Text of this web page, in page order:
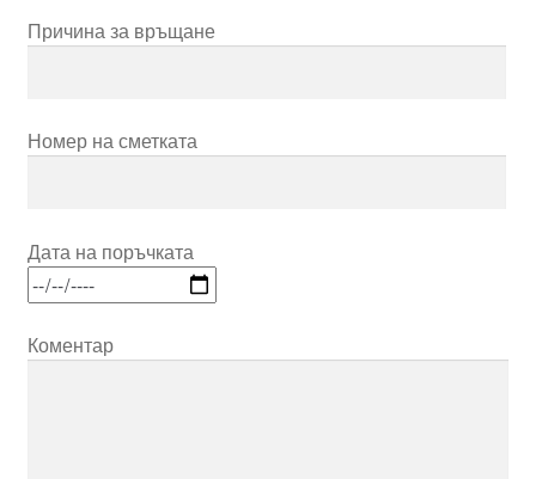
Причина за връщане
Номер на сметката
Дата на поръчката
Коментар